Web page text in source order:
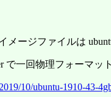
ージファイルは
で一回物理フォーマ
10/ubuntu-1910-43-